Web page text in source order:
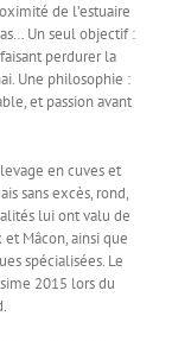
de l’estuaire
Un seul objectif :
perdurer la
Une philosophie :
et passion avant
en cuves et
sans excès, rond,
lui ont valu de
Mâcon, ainsi que
spécialisées. Le
2015 lors du